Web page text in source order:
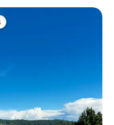
plus appréciés